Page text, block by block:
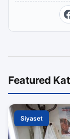
Featured
Siyaset